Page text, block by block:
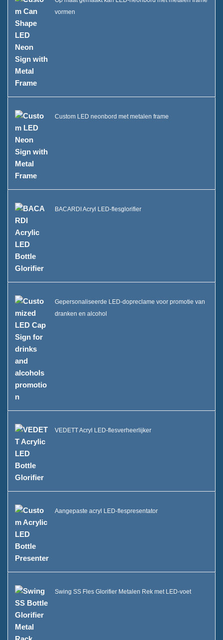
vormen
Custom LED neonbord met metalen frame
BACARDI Acryl LED-flesglorifier
Gepersonaliseerde LED-dopreclame voor promotie van
dranken en alcohol
VEDETT Acryl LED-flesverheerlijker
Aangepaste acryl LED-flespresentator
Swing SS Fles Glorifier Metalen Rek met LED-voet